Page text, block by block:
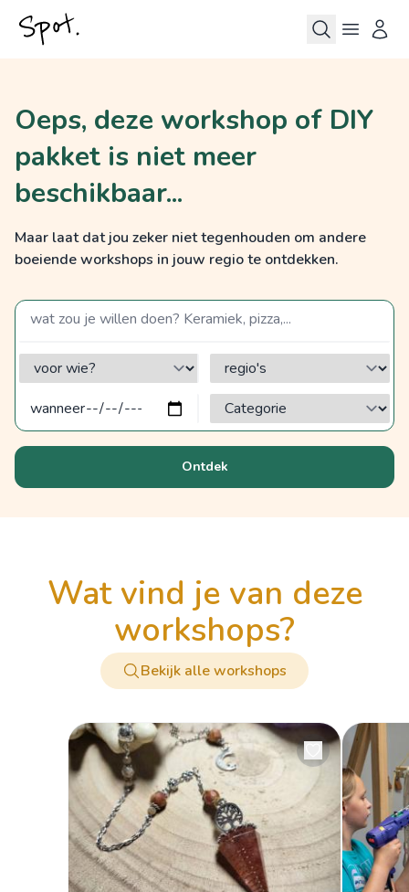
Oeps, deze workshop of DIY
pakket is niet meer
beschikbaar...
Maar laat dat jou zeker niet tegenhouden om andere
boeiende workshops in jouw regio te ontdekken.
zoek op een term
voor wie? regio's
Categorie?
Ontdek
wat vind je van deze
workshops?
Bekijk alle workshops